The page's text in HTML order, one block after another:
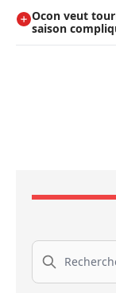
Ocon veut
saison
Recherche